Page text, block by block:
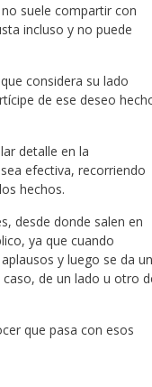
suele compartir con
incluso y no puede
considera su lado
de ese deseo
detalle en la
efectiva, recorriendo
hechos.
desde donde salen en
ya que cuando
y luego se da
de un lado u otro
que pasa con esos